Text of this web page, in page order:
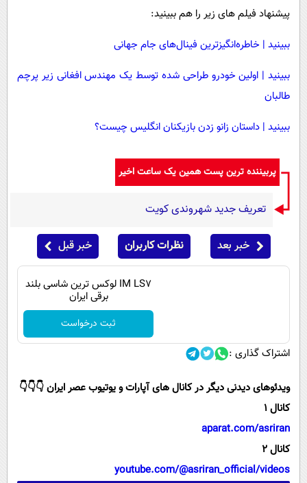
پیشنهاد فیلم های زیر را هم ببینید:
ببینید | خاطره‌انگیزترین فینال‌های جام جهانی
ببینید | اولین خودرو طراحی شده توسط یک مهندس افغانی زیر پرچم
طالبان
ببینید | داستان زانو زدن بازیکنان انگلیس چیست؟
پربیننده ترین پست همین یک ساعت اخیر
تعریف جدید شهروندی کویت
خبر بعد نظرات کاربران خبر قبل
IM LS7 لوکس ترین شاسی بلند
برقی ایران
ثبت درخواست
اشتراک گذاری :
ویدئوهای دیدنی دیگر در کانال های آپارات و یوتیوب عصر ایران 👇👇👇
کانال 1
aparat.com/asriran
کانال 2
youtube.com/@asriran_official/videos